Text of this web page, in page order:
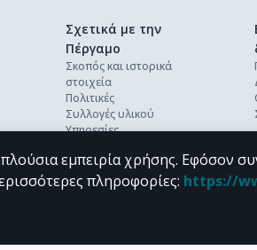
Σχετικά με την
Πέργαμο
Σκοπός και ιστορικά
στοιχεία
Πολιτικές
Συλλογές υλικού
Υπηρεσίες
Ανοικτή επιστήμη
Διεθνή πρότυπα &
διαλειτουργικότητα
Επικοινωνία
εμπειρία χρήσης. Εφόσον
πληροφορίες: https://